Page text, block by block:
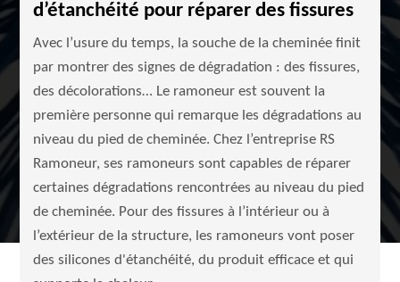
d’étanchéité pour réparer des fissures
Avec l’usure du temps, la souche de la cheminée finit
par montrer des signes de dégradation : des fissures,
des décolorations… Le ramoneur est souvent la
première personne qui remarque les dégradations au
niveau du pied de cheminée. Chez l’entreprise RS
Ramoneur, ses ramoneurs sont capables de réparer
certaines dégradations rencontrées au niveau du pied
de cheminée. Pour des fissures à l’intérieur ou à
l’extérieur de la structure, les ramoneurs vont poser
des silicones d'étanchéité, du produit efficace et qui